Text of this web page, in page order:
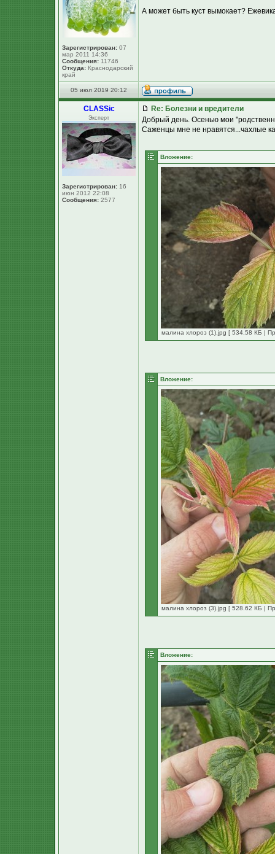
Зарегистрирован: 07
мар 2011 14:36
Сообщения: 11746
Откуда: Краснодарский
край
А может быть куст вымокает?
05 июл 2019 20:12
CLASSic
Эксперт
Зарегистрирован: 16
июн 2012 22:08
Сообщения: 2577
Re: Болезни и вредители
Добрый день. Осенью мои
Саженцы мне не нравятся...чахлые
Вложение:
малина хлороз (1).jpg [ 534.58 КБ |
Вложение:
малина хлороз (3).jpg [ 528.62 КБ |
Вложение: